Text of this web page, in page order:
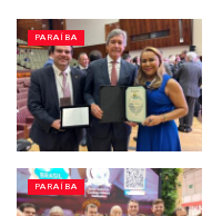
PARAÍBA
PARAÍBA